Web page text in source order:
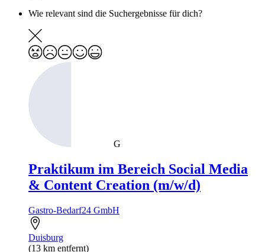
Wie relevant sind die Suchergebnisse für dich?
G
Praktikum im Bereich Social Media
& Content Creation (m/w/d)
Gastro-Bedarf24 GmbH
Duisburg
(13 km entfernt)